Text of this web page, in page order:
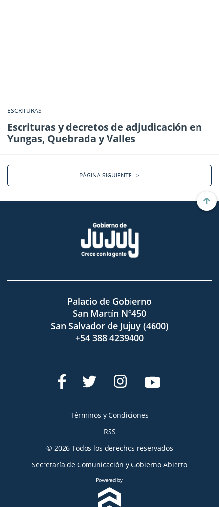
ESCRITURAS
Escrituras y decretos de adjudicación en
Yungas, Quebrada y Valles
PÁGINA SIGUIENTE >
Palacio de Gobierno
San Martín Nº450
San Salvador de Jujuy (4600)
+54 388 4239400
Términos y Condiciones
RSS
© 2026 Todos los derechos reservados
Secretaría de Comunicación y Gobierno Abierto